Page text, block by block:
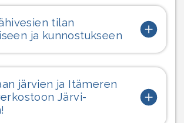
tilan
ja kunnostukseen
järvien ja Itämeren
Järvi-